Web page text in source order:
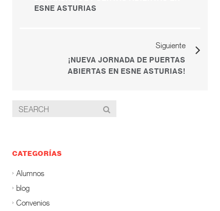
ESNE ASTURIAS
Siguiente
¡NUEVA JORNADA DE PUERTAS
ABIERTAS EN ESNE ASTURIAS!
CATEGORÍAS
Alumnos
blog
Convenios